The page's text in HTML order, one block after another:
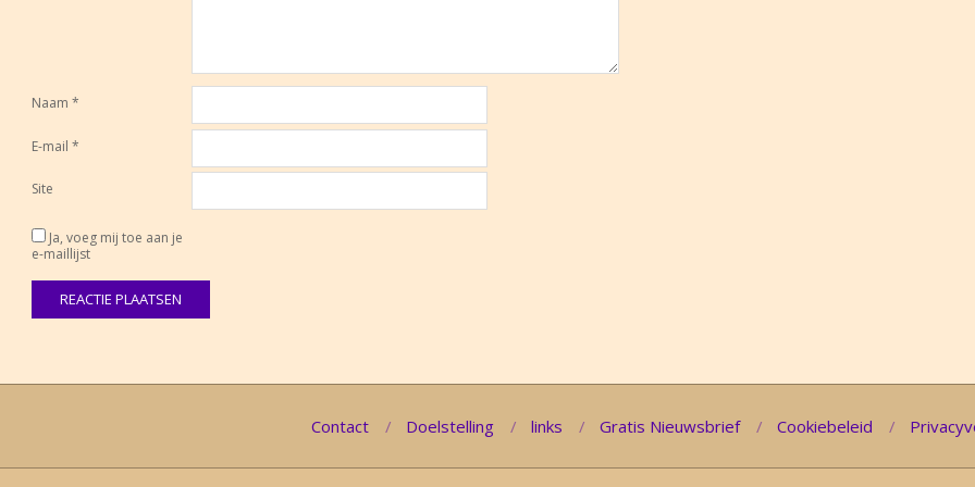
Naam *
E-mail *
Site
Ja, voeg mij toe aan je
e-maillijst
Contact Doelstelling links Gratis Nieuwsbrief Cookiebeleid